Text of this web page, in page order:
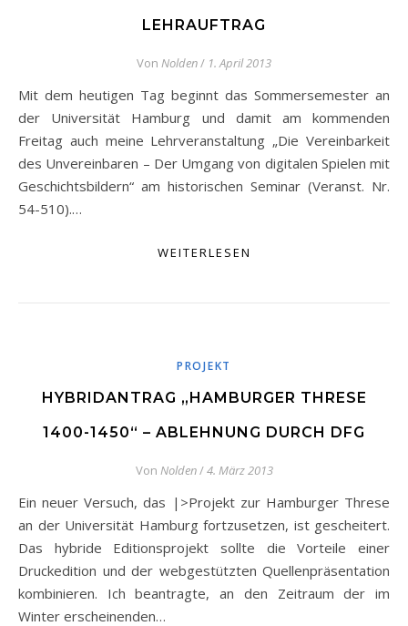
LEHRAUFTRAG
Von Nolden/ 1. April 2013
Mit dem heutigen Tag beginnt das Sommersemester an
der Universität Hamburg und damit am kommenden
Freitag auch meine Lehrveranstaltung „Die Vereinbarkeit
des Unvereinbaren – Der Umgang von digitalen Spielen mit
Geschichtsbildern“ am historischen Seminar (Veranst. Nr.
54-510).…
WEITERLESEN
PROJEKT
HYBRIDANTRAG „HAMBURGER THRESE
1400-1450“ – ABLEHNUNG DURCH DFG
Von Nolden/4. März 2013
Ein neuer Versuch, das |>Projekt zur Hamburger Threse
an der Universität Hamburg fortzusetzen, ist gescheitert.
Das hybride Editionsprojekt sollte die Vorteile einer
Druckedition und der webgestützten Quellenpräsentation
kombinieren. Ich beantragte, an den Zeitraum der im
Winter erscheinenden…